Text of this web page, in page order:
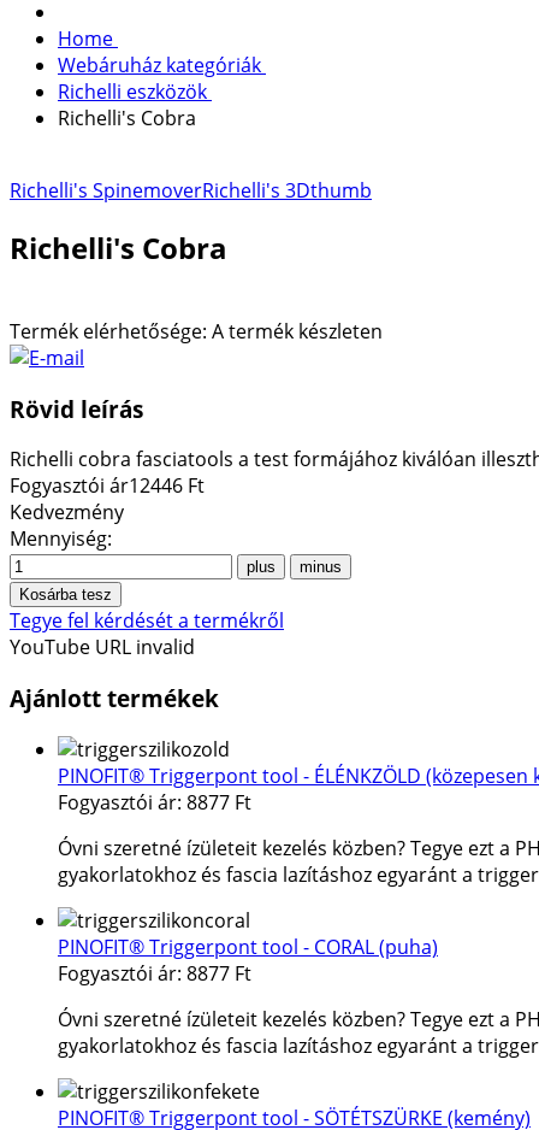
Home
Webáruház kategóriák
Richelli eszközök
Richelli's Cobra
Richelli's SpinemoverRichelli's 3Dthumb
Richelli's Cobra
Termék elérhetősége: A termék készleten
Rövid leírás
Richelli cobra fasciatools a test formájához kiválóan
Fogyasztói ár12446 Ft
Kedvezmény
Mennyiség:
Tegye fel kérdését a termékről
YouTube URL invalid
Ajánlott termékek
PINOFIT® Triggerpont tool - ÉLÉNKZÖLD (közepesen
Fogyasztói ár: 8877 Ft
Óvni szeretné ízületeit kezelés közben? Tegye ezt a
gyakorlatokhoz és fascia lazításhoz egyaránt a
PINOFIT® Triggerpont tool - CORAL (puha)
Fogyasztói ár: 8877 Ft
Óvni szeretné ízületeit kezelés közben? Tegye ezt a
gyakorlatokhoz és fascia lazításhoz egyaránt a
PINOFIT® Triggerpont tool - SÖTÉTSZÜRKE (kemény)